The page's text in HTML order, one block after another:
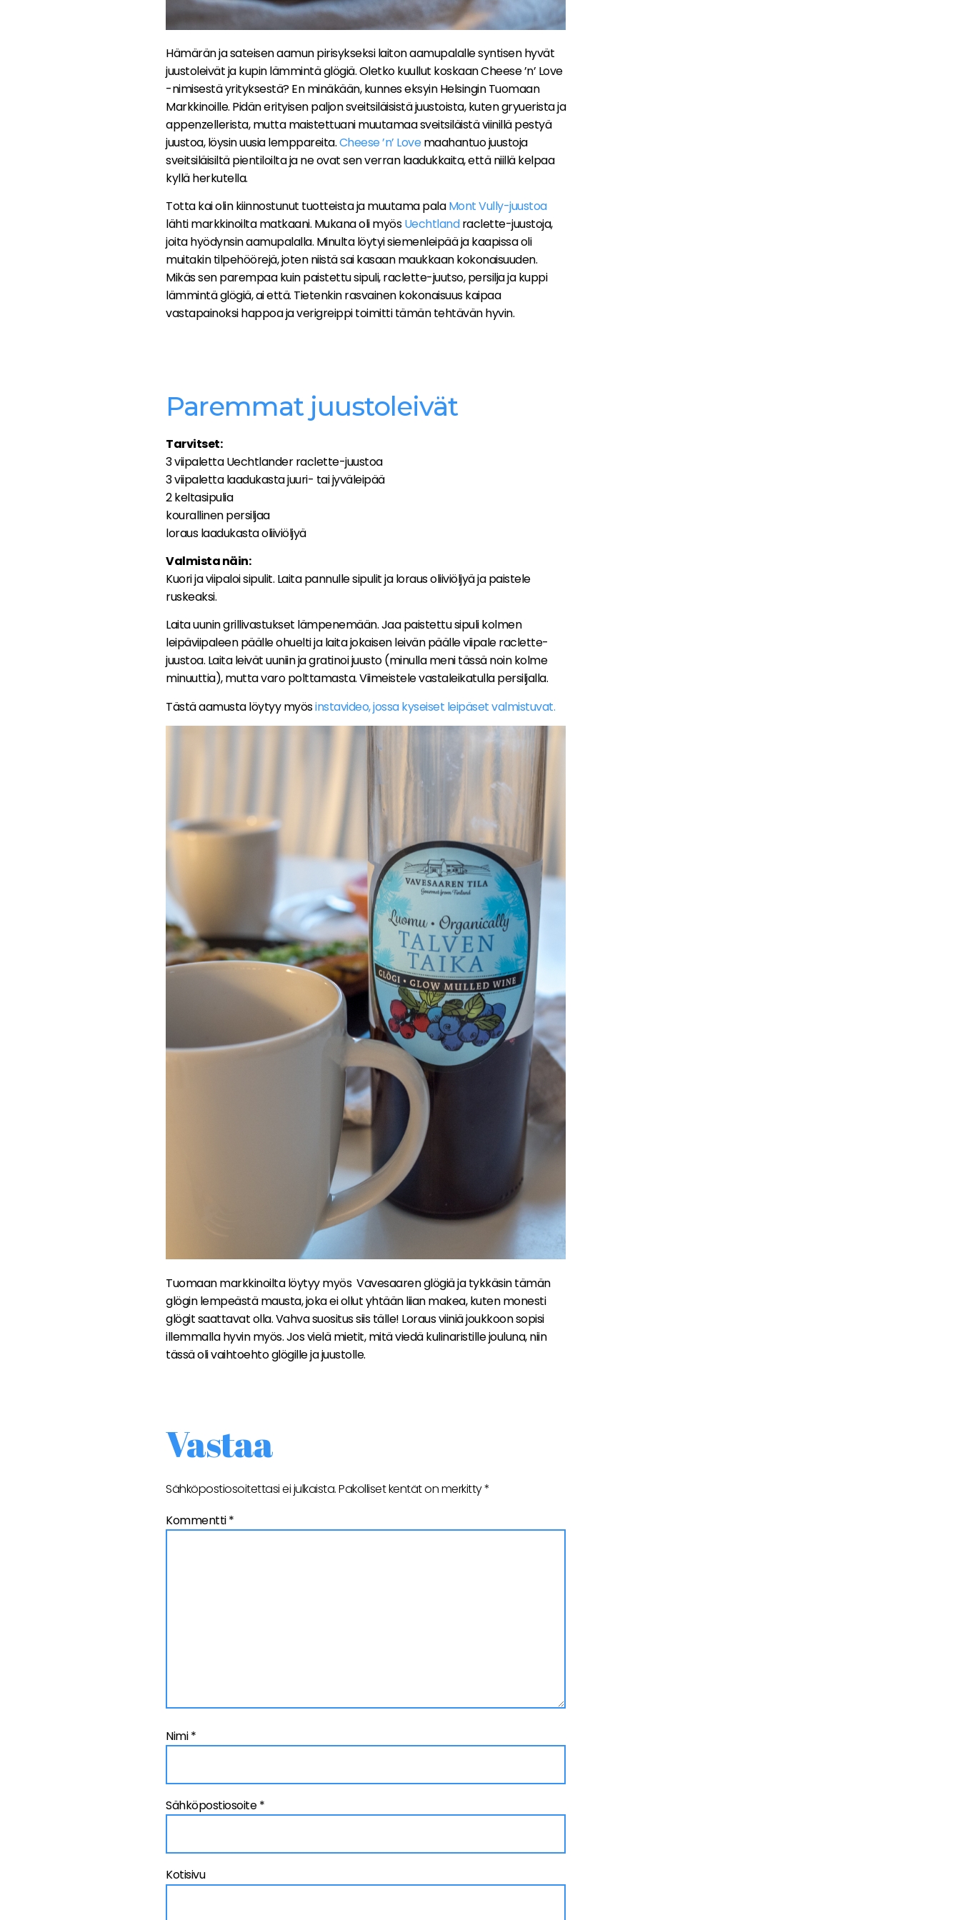
Hämärän ja sateisen aamun pirisykseksi laiton aamupalalle syntisen hyvät
juustoleivät ja kupin lämmintä glögiä. Oletko kuullut koskaan Cheese ’n’ Love
-nimisestä yrityksestä? En minäkään, kunnes eksyin Helsingin Tuomaan
Markkinoille. Pidän erityisen paljon sveitsiläisistä juustoista, kuten gryuerista ja
appenzellerista, mutta maistettuani muutamaa sveitsiläistä viinillä pestyä
juustoa, löysin uusia lemppareita.Cheese ’n’ Lovemaahantuo juustoja
sveitsiläisiltä pientiloilta ja ne ovat sen verran laadukkaita, että niillä kelpaa
kyllä herkutella.
Totta kai olin kiinnostunut tuotteista ja muutama palaMont Vully-juustoa
lähti markkinoilta matkaani. Mukana oli myösUechtlandraclette-juustoja,
joita hyödynsin aamupalalla. Minulta löytyi siemenleipää ja kaapissa oli
muitakin tilpehöörejä, joten niistä sai kasaan maukkaan kokonaisuuden.
Mikäs sen parempaa kuin paistettu sipuli, raclette-juutso, persilja ja kuppi
lämmintä glögiä, ai että. Tietenkin rasvainen kokonaisuus kaipaa
vastapainoksi happoa ja verigreippi toimitti tämän tehtävän hyvin.
Paremmat juustoleivät
Tarvitset:
3 viipaletta Uechtlander raclette-juustoa
3 viipaletta laadukasta juuri- tai jyväleipää
2 keltasipulia
kourallinen persiljaa
loraus laadukasta oliiviöljyä
Valmista näin:
Kuori ja viipaloi sipulit. Laita pannulle sipulit ja loraus oliiviöljyä ja paistele
ruskeaksi.
Laita uunin grillivastukset lämpenemään. Jaa paistettu sipuli kolmen
leipäviipaleen päälle ohuelti ja laita jokaisen leivän päälle viipale raclette-
juustoa. Laita leivät uuniin ja gratinoi juusto (minulla meni tässä noin kolme
minuuttia), mutta varo polttamasta. Viimeistele vastaleikatulla persiljalla.
Tästä aamusta löytyy myösinstavideo, jossa kyseiset leipäset valmistuvat.
Tuomaan markkinoilta löytyy myös Vavesaaren glögiä ja tykkäsin tämän
glögin lempeästä mausta, joka ei ollut yhtään liian makea, kuten monesti
glögit saattavat olla. Vahva suositus siis tälle! Loraus viiniä joukkoon sopisi
illemmalla hyvin myös. Jos vielä mietit, mitä viedä kulinaristille jouluna, niin
tässä oli vaihtoehto glögille ja juustolle.
Vastaa
Sähköpostiosoitettasi ei julkaista.Pakolliset kentät on merkitty*
Kommentti*
Nimi*
Sähköpostiosoite*
Kotisivu